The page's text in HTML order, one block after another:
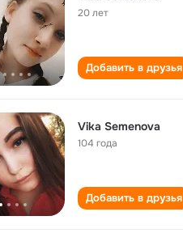
20 лет
Добавить в друзья
Vika Semenova
104 года
Добавить в друзья